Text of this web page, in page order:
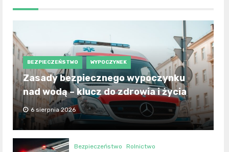
BEZPIECZEŃSTWO WYPOCZYNEK
Zasady bezpiecznego wypoczynku
nad wodą – klucz do zdrowia i życia
6 sierpnia 2026
Bezpieczeństwo Rolnictwo